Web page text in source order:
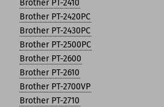
Brother PT-2410
Brother PT-2420PC
Brother PT-2430PC
Brother PT-2500PC
Brother PT-2600
Brother PT-2610
Brother PT-2700VP
Brother PT-2710